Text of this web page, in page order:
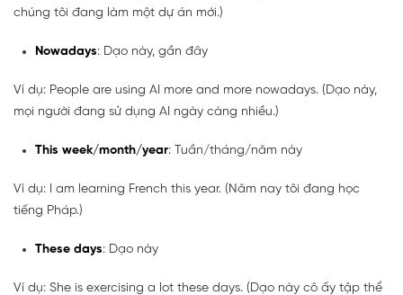
chúng tôi đang làm một dự án mới.)
Nowadays: Dạo này, gần đây
Ví dụ: People are using AI more and more nowadays. (Dạo này,
mọi người đang sử dụng AI ngày càng nhiều.)
This week/month/year: Tuần/tháng/năm này
Ví dụ: I am learning French this year. (Năm nay tôi đang học
tiếng Pháp.)
These days: Dạo này
Ví dụ: She is exercising a lot these days. (Dạo này cô ấy tập thể